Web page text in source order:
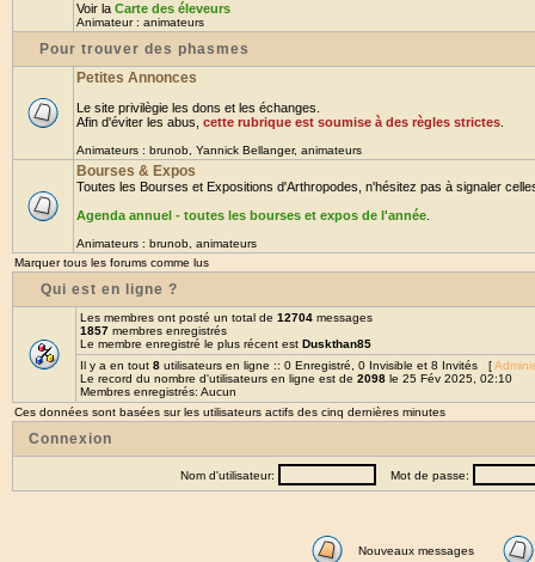
Voir la Carte des éleveurs
Animateur : animateurs
Pour trouver des phasmes
Petites Annonces
Le site privilègie les dons et les échanges.
Afin d'éviter les abus, cette rubrique est soumise à des règles strictes
Animateurs : brunob Yannick Bellanger, animateurs
Bourses & Expos
Toutes les Bourses et Expositions d'Arthropodes, n'hésitez pas à signaler
Agenda annuel - toutes les bourses et expos de l'année
Animateurs : brunob animateurs
Marquer tous les forums comme lus
Qui est en ligne ?
Les membres ont posté un total de 12704 messages
1857 membres enregistrés
Le membre enregistré le plus récent est Duskthan85
Il y a en tout 8 utilisateurs en ligne :: 0 Enregistré, 0 Invisible et 8 Invités [
Le record du nombre d'utilisateurs en ligne est de 2098 le 25 Fév 2025, 02:10
Membres enregistrés: Aucun
Ces données sont basées sur les utilisateurs actifs des cinq dernières minutes
Connexion
Nom d'utilisateur: Mot de passe:
Nouveaux messages